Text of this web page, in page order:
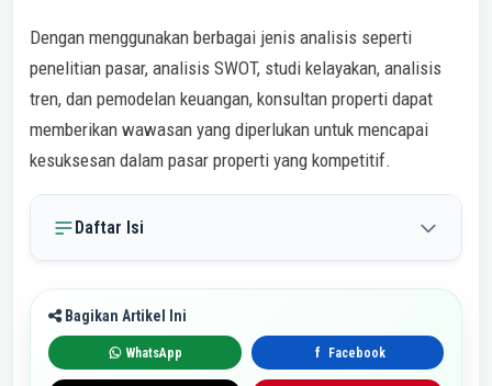
Dengan menggunakan berbagai jenis analisis seperti
penelitian pasar, analisis SWOT, studi kelayakan, analisis
tren, dan pemodelan keuangan, konsultan properti dapat
memberikan wawasan yang diperlukan untuk mencapai
kesuksesan dalam pasar properti yang kompetitif.
Daftar Isi
Bagikan Artikel Ini
WhatsApp f Facebook